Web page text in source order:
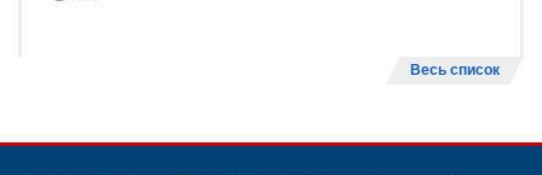
Весь список